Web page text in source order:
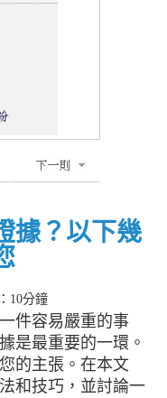
據？以下幾
10分鐘
件容易嚴重的事
是最重要的一環。
的主張。在本文
和技巧，並討論一